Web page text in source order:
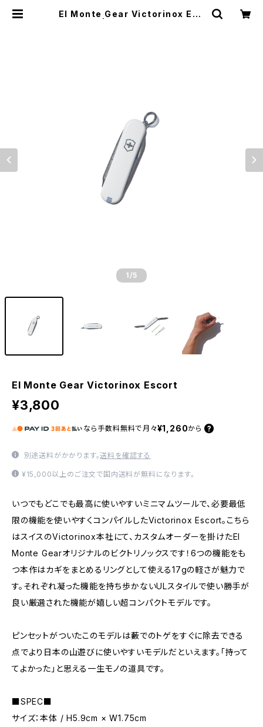
El Monte Gear Victorinox Esc
1 /5
El Monte Gear Victorinox Escort
¥3,800
なら 手数料無料で 月々¥1,260から
別途送料がかかります。送料を確認する
¥15,000以上のご注文で国内送料が無料になります。
いつでもどこでも最高に使いやすいミニマムツールで、必要最低
限の機能を使いやすくコンパイルしたVictorinox Escort。こちら
はスイスのVictorinox本社にて、カスタムオーダーを掛けたEl
Monte Gearオリジナルのビクトリノックスです！6つの機能をも
つ本作はカギをまとめるリングとして使える17gの軽さが魅力で
す。それぞれ凝った機能を持ち歩かないULスタイルで使い勝手が
良い厳選された機能が嬉しい超コンパクトモデルです。
ピンセットがついたこのモデルは藪でのトゲをすぐに除去できる
点でより日本の山遊びに使いやすいモデルだといえます。「持って
てよかった」と思える一生モノの道具です。
■SPEC■
サイズ：本体 / H5.9cm × W1.75cm